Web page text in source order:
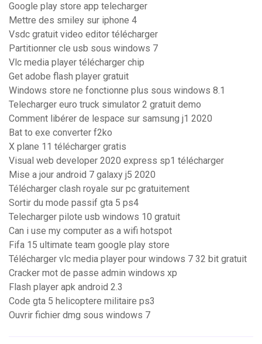
Google play store app telecharger
Mettre des smiley sur iphone 4
Vsdc gratuit video editor télécharger
Partitionner cle usb sous windows 7
Vlc media player télécharger chip
Get adobe flash player gratuit
Windows store ne fonctionne plus sous windows 8.1
Telecharger euro truck simulator 2 gratuit demo
Comment libérer de lespace sur samsung j1 2020
Bat to exe converter f2ko
X plane 11 télécharger gratis
Visual web developer 2020 express sp1 télécharger
Mise a jour android 7 galaxy j5 2020
Télécharger clash royale sur pc gratuitement
Sortir du mode passif gta 5 ps4
Telecharger pilote usb windows 10 gratuit
Can i use my computer as a wifi hotspot
Fifa 15 ultimate team google play store
Télécharger vlc media player pour windows 7 32 bit gratuit
Cracker mot de passe admin windows xp
Flash player apk android 2.3
Code gta 5 helicoptere militaire ps3
Ouvrir fichier dmg sous windows 7